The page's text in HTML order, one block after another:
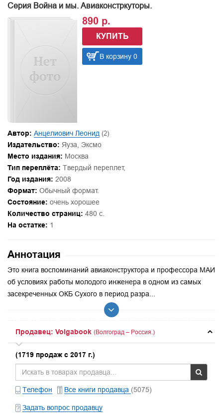
Серия Война и мы. Авиаконстркуторы.
890 р.
КУПИТЬ
В корзину 0
Автор: Анцелиович Леонид (2)
Издательство: Яуза, Эксмо
Место издания: Москва
Тип переплёта: Твердый переплет,
Год издания: 2008
Формат: Обычный формат.
Состояние: очень хорошее
Количество страниц: 480 с.
На остатке: 1
Аннотация
Это книга воспоминаний авиаконструктора и профессора МАИ
об условиях работы молодого инженера в одном из самых
засекреченных ОКБ Сухого в период разра...
Продавец: Volgabook (Волгоград – Россия.)
(1719 продаж с 2017 г.)
Телефон Все книги продавца (5075)
Задать вопрос продавцу